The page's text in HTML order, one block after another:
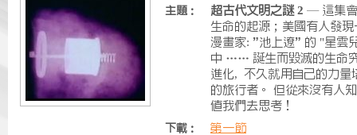
主題： 超古代文明之謎 2 — 這集會
生命的起源；美國有人發
漫畫家: ”池上遼” 的 "星雲
中 …… 誕生而毀滅的生命
進化, 不久就用自己的力量
的旅行者。 但從來沒有人
值我們去思考！
下載： 第一節